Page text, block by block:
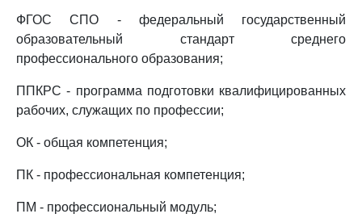
ФГОС СПО - федеральный государственный
образовательный стандарт среднего
профессионального образования;
ППКРС - программа подготовки квалифицированных
рабочих, служащих по профессии;
ОК - общая компетенция;
ПК - профессиональная компетенция;
ПМ - профессиональный модуль;